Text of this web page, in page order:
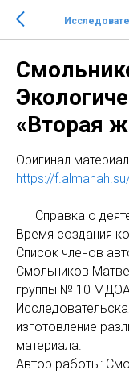
«Вторая
Оригинaл
https://
Справка о
Время создания
Список членов
Смольников
группы № 10
изготовление
материала.
Автор работы: